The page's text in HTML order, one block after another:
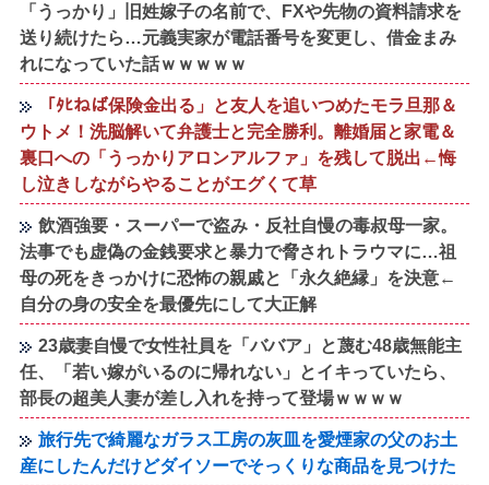
「うっかり」旧姓嫁子の名前で、FXや先物の資料請求を
送り続けたら…元義実家が電話番号を変更し、借金まみ
れになっていた話ｗｗｗｗｗ
「ﾀﾋねば保険金出る」と友人を追いつめたモラ旦那＆
ウトメ！洗脳解いて弁護士と完全勝利。離婚届と家電＆
裏口への「うっかりアロンアルファ」を残して脱出←悔
し泣きしながらやることがエグくて草
飲酒強要・スーパーで盗み・反社自慢の毒叔母一家。
法事でも虚偽の金銭要求と暴力で脅されトラウマに…祖
母の死をきっかけに恐怖の親戚と「永久絶縁」を決意←
自分の身の安全を最優先にして大正解
23歳妻自慢で女性社員を「ババア」と蔑む48歳無能主
任、「若い嫁がいるのに帰れない」とイキっていたら、
部長の超美人妻が差し入れを持って登場ｗｗｗｗ
旅行先で綺麗なガラス工房の灰皿を愛煙家の父のお土
産にしたんだけどダイソーでそっくりな商品を見つけた